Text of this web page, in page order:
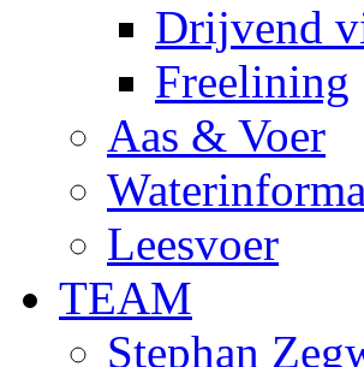
Drijvend
Freelining
Aas & Voer
Leesvoer
TEAM
Stephan